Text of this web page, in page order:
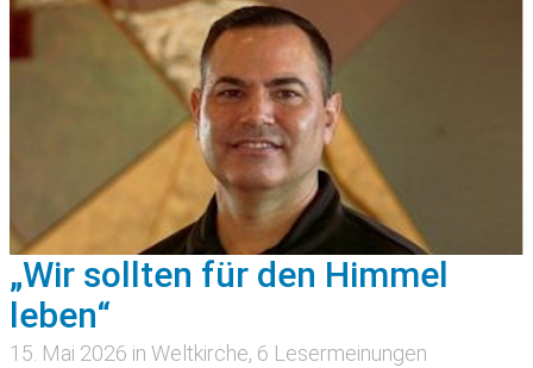
„Wir sollten für den Himmel
leben“
15. Mai 2026 in Weltkirche, 6 Lesermeinungen